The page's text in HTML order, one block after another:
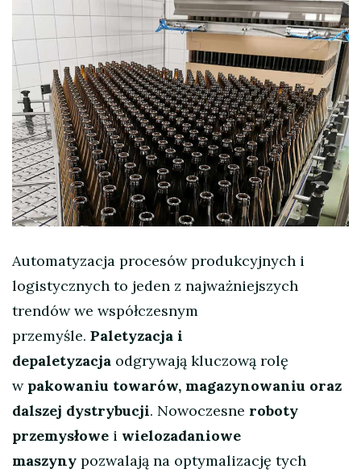
Automatyzacja procesów produkcyjnych i
logistycznych to jeden z najważniejszych
trendów we współczesnym
przemyśle. Paletyzacja i
depaletyzacja odgrywają kluczową rolę
w pakowaniu towarów, magazynowaniu oraz
dalszej dystrybucji. Nowoczesne roboty
przemysłowe i wielozadaniowe
maszyny pozwalają na optymalizację tych